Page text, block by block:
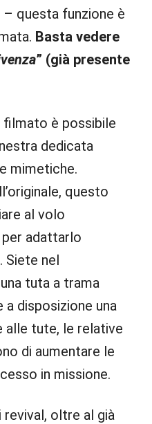
questa funzione è
Basta vedere
” (già presente
filmato è possibile
dedicata
mimetiche.
questo
al volo
per adattarlo
Siete nel
tuta a trama
disposizione una
alle tute, le relative
di aumentare le
in missione.
revival, oltre al già